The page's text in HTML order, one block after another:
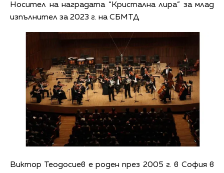
Носител на наградата “Кристална лира” за млад
изпълнител за 2023 г. на СБМТД
Виктор Теодосиев е роден през 2005 г. в София в